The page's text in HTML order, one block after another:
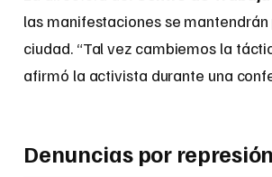
las manifestaciones se
ciudad. “Tal vez cambiemos la
afirmó la activista durante una
Denuncias por